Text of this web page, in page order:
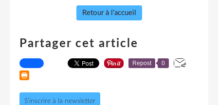
Retour à l'accueil
Partager cet article
Repost 0
S'inscrire à la newsletter